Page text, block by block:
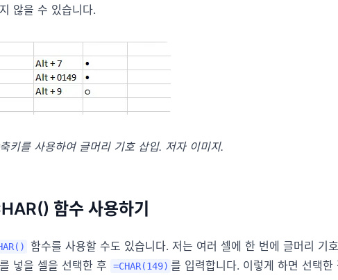
않을 수 있습니다.
키를 사용하여 글머리 기호 삽입. 저자 이미지.
함수 사용하기
함수를 사용할 수도 있습니다. 저는 여러 셀에 한 번에 글머리 기
넣을 셀을 선택한 후
=CHAR(149) 를 입력합니다. 이렇게 하면 선택